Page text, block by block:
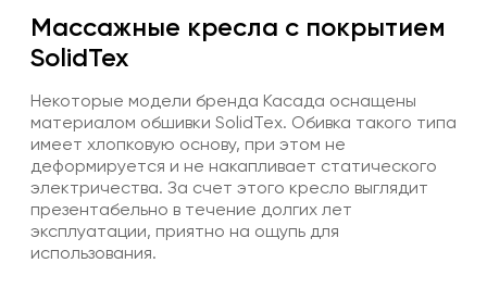
Массажные кресла с покрытием
SolidTex
Некоторые модели бренда Касада оснащены
материалом обшивки SolidTex. Обивка такого типа
имеет хлопковую основу, при этом не
деформируется и не накапливает статического
электричества. За счет этого кресло выглядит
презентабельно в течение долгих лет
эксплуатации, приятно на ощупь для
использования.